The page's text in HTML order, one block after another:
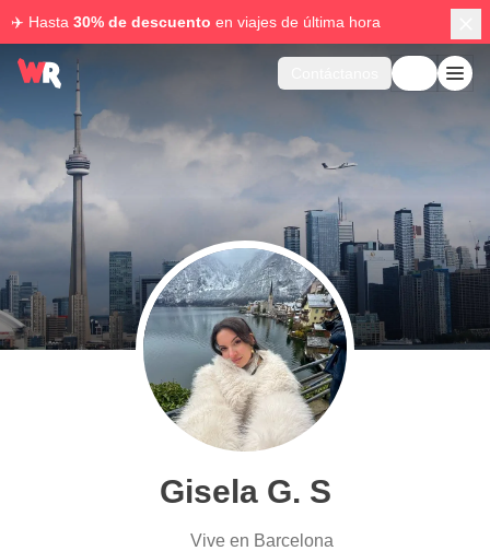
✈️ Hasta 30% de descuento en viajes de última hora
Gisela G. S
Vive en Barcelona